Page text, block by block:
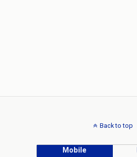
Back to top
Mobile